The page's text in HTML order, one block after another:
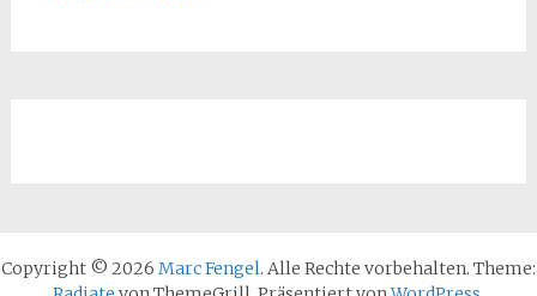
Copyright © 2026 Marc Fengel. Alle Rechte vorbehalten. Theme: